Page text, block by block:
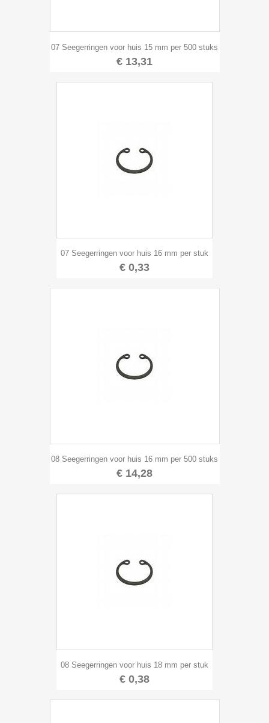
07 Seegerringen voor huis 15 mm per 500 stuks
€ 13,31
07 Seegerringen voor huis 16 mm per stuk
€ 0,33
08 Seegerringen voor huis 16 mm per 500 stuks
€ 14,28
08 Seegerringen voor huis 18 mm per stuk
€ 0,38